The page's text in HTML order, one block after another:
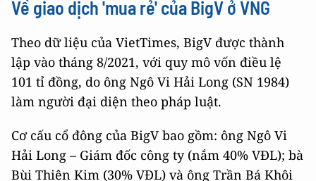
Về giao dịch 'mua rẻ' của BigV ở VNG
Theo dữ liệu của VietTimes, BigV được thành
lập vào tháng 8/2021, với quy mô vốn điều lệ
101 tỉ đồng, do ông Ngô Vi Hải Long (SN 1984)
làm người đại diện theo pháp luật.
Cơ cấu cổ đông của BigV bao gồm: ông Ngô Vi
Hải Long – Giám đốc công ty (nắm 40% VĐL); bà
Bùi Thiên Kim (30% VĐL) và ông Trần Bá Khôi